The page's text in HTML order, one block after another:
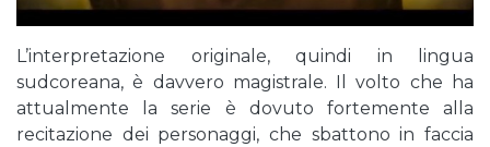
L’interpretazione originale, quindi in lingua
sudcoreana, è davvero magistrale. Il volto che ha
attualmente la serie è dovuto fortemente alla
recitazione dei personaggi, che sbattono in faccia